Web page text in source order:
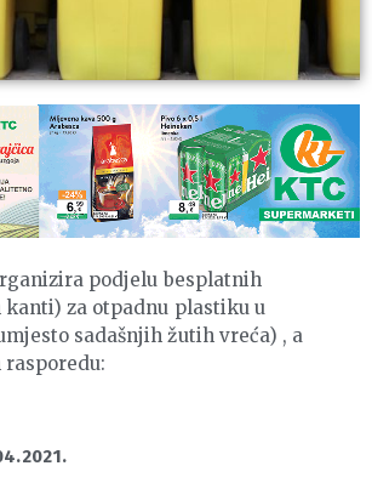
podjelu besplatnih
za otpadnu plastiku u
sadašnjih žutih vreća) , a